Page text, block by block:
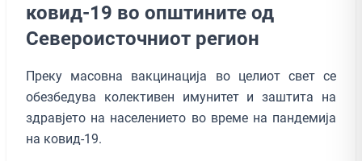
ковид-19 во општините од
Североисточниот регион
Преку масовна вакцинација во целиот свет се
обезбедува колективен имунитет и заштита на
здравјето на населението во време на пандемија
на ковид-19.